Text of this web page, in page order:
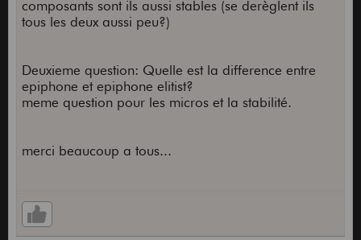
composants sont ils aussi stables (se derèglent ils
tous les deux aussi peu?)
Deuxieme question: Quelle est la difference entre
epiphone et epiphone elitist?
meme question pour les micros et la stabilité.
merci beaucoup a tous...